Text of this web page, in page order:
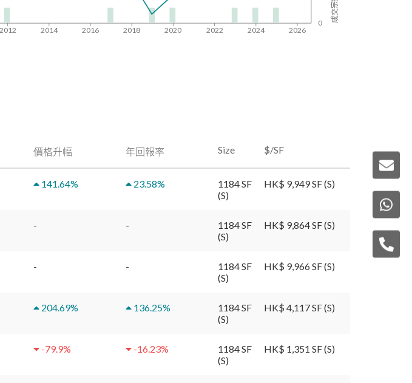
0
2012 2014 2016 2018 2020 2022 2024 2026
成交宗數
價格升幅 年回報率 Size $/SF
141.64% 23.58%
1184 SF
(S)
HK$ 9,949 SF (S)
- -
1184 SF
(S)
HK$ 9,864 SF (S)
- -
1184 SF
(S)
HK$ 9,966 SF (S)
204.69% 136.25%
1184 SF
(S)
HK$ 4,117 SF (S)
-79.9% -16.23%
1184 SF
(S)
HK$ 1,351 SF (S)